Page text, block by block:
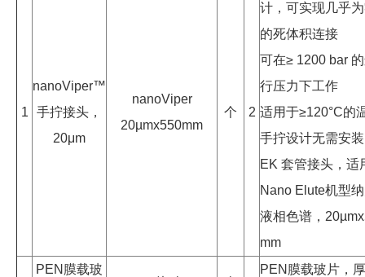
1
nanoViper™
手拧接头，
20μm
nanoViper
20µmx550mm
个 2
计，可实现几乎
的死体积连接
可在≥ 1200 bar
行压力下工作
适用于≥120°C的
手拧设计无需安
EK 套管接头，适
Nano Elute机型
液相色谱，
mm
PEN膜载玻
PEN膜载玻片，